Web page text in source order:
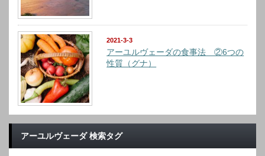
2021-3-3
アーユルヴェーダの食事法 ②6つの
性質（グナ）
アーユルヴェーダ 検索タグ